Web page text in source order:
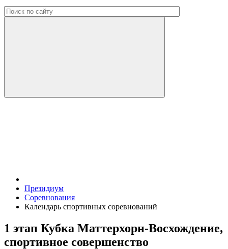
Президиум
Соревнования
Календарь спортивных соревнований
1 этап Кубка Маттерхорн-Восхождение,
спортивное совершенство